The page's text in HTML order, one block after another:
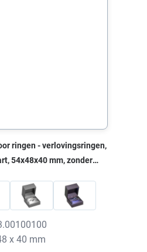
ringen - verlovingsringen,
54x48x40 mm, zonder
x 40 mm